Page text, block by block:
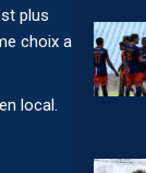
plus
choix au
local.